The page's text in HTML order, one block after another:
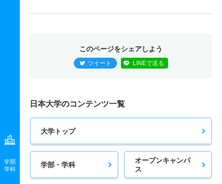
学部
学科
このページをシェアしよう
ツイート LINEで送る
日本大学のコンテンツ一覧
大学トップ
学部・学科
オープンキャンパ
ス